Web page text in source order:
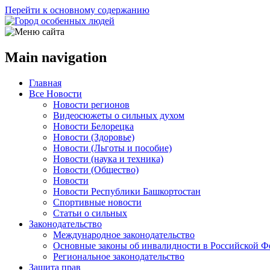
Перейти к основному содержанию
Main navigation
Главная
Все Новости
Новости регионов
Видеосюжеты о сильных духом
Новости Белорецка
Новости (Здоровье)
Новости (Льготы и пособие)
Новости (наука и техника)
Новости (Общество)
Новости
Новости Республики Башкортостан
Спортивные новости
Статьи о сильных
Законодательство
Международное законодательство
Основные законы об инвалидности в Российской
Региональное законодательство
Защита прав